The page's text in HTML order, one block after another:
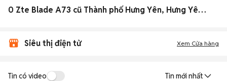
0 Zte Blade A73 cũ Thành phố Hưng Yên, Hưng Yên đẹp
Siêu thị điện tử Xem Cửa hàng
Tin có video Tin mới nhất